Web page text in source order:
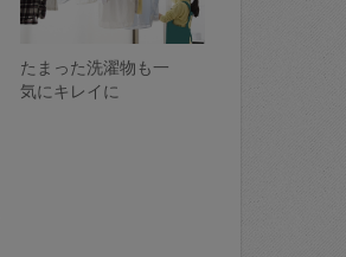
たまった洗濯物も一
気にキレイに